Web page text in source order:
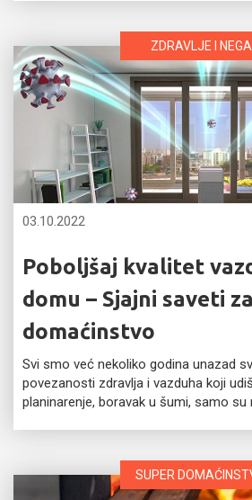
ZDRAVLJE I NEGA
03.10.2022
Poboljšaj kvalitet
domu – Sjajni saveti
domaćinstvo
Svi smo već nekoliko godina unazad
povezanosti zdravlja i vazduha koji
planinarenje, boravak u šumi, samo su
SUPER